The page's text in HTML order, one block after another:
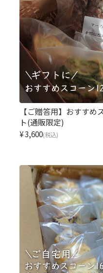
【ご贈答用】おすすめ
ト(通販限定)
¥3,600(税込)